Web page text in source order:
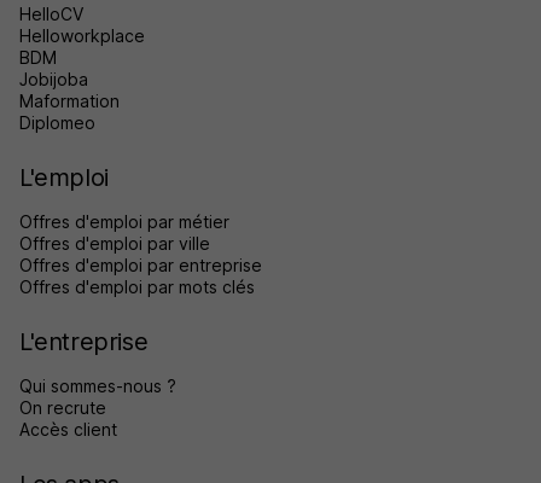
HelloCV
Helloworkplace
BDM
Jobijoba
Maformation
Diplomeo
L'emploi
Offres d'emploi par métier
Offres d'emploi par ville
Offres d'emploi par entreprise
Offres d'emploi par mots clés
L'entreprise
Qui sommes-nous ?
On recrute
Accès client